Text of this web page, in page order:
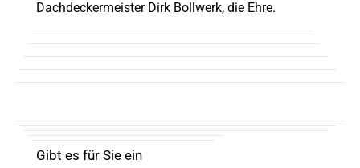
Dachdeckermeister Dirk Bollwerk, die Ehre.
Gibt es für Sie ein